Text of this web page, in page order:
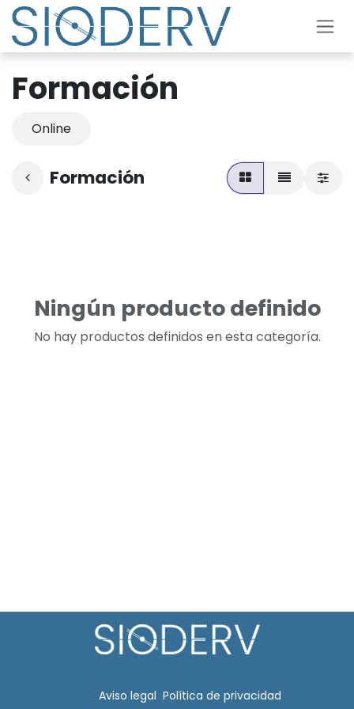
Ir al contenido
Formación
Online
Formación
Ningún producto definido
No hay productos definidos en esta categoría.
Aviso legal​ Política de privacidad